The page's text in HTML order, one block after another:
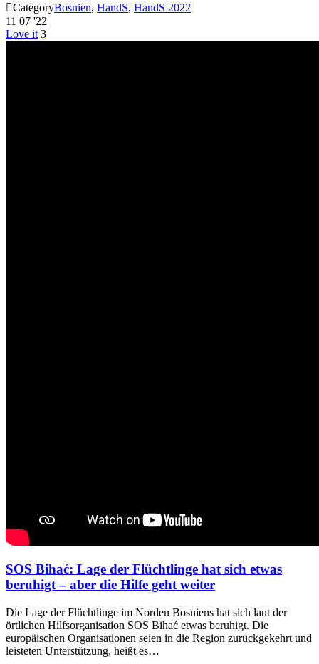
CategoryBosnien, HandS, HandS 2022
11 07 '22
Love it 3
SOS Bihać: Lage der Flüchtlinge hat sich etwas
beruhigt – aber die Hilfe geht weiter
Die Lage der Flüchtlinge im Norden Bosniens hat sich laut der
örtlichen Hilfsorganisation SOS Bihać etwas beruhigt. Die
europäischen Organisationen seien in die Region zurückgekehrt und
leisteten Unterstützung, heißt es…